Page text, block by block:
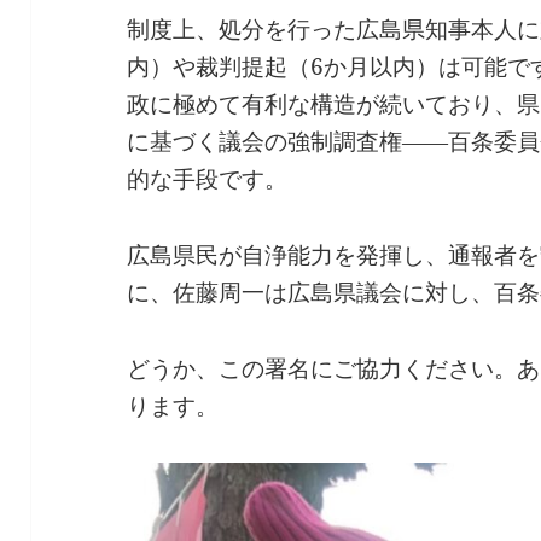
制度上、処分を行った広島県知事本人
内）や裁判提起（6か月以内）は可能
政に極めて有利な構造が続いており、
に基づく議会の強制調査権――百条委
的な手段です。
広島県民が自浄能力を発揮し、通報者
に、佐藤周一は広島県議会に対し、百
どうか、この署名にご協力ください。
ります。